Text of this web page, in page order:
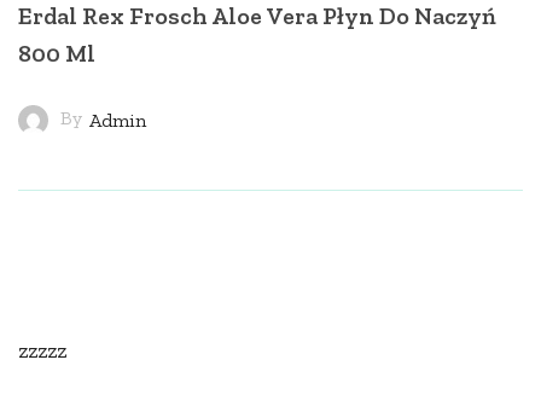
Erdal Rex Frosch Aloe Vera Płyn Do Naczyń
800 Ml
By Admin
zzzzz